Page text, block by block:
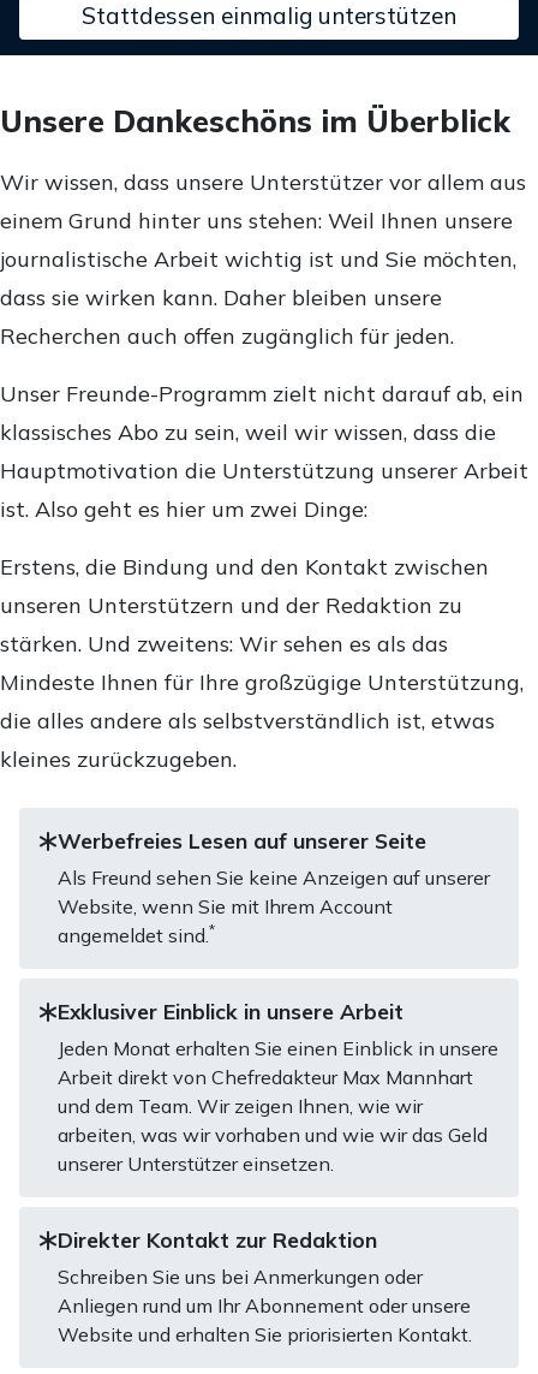
Stattdessen einmalig unterstützen
Unsere Dankeschöns im Überblick
Wir wissen, dass unsere Unterstützer vor allem aus
einem Grund hinter uns stehen: Weil Ihnen unsere
journalistische Arbeit wichtig ist und Sie möchten,
dass sie wirken kann. Daher bleiben unsere
Recherchen auch offen zugänglich für jeden.
Unser Freunde-Programm zielt nicht darauf ab, ein
klassisches Abo zu sein, weil wir wissen, dass die
Hauptmotivation die Unterstützung unserer Arbeit
ist. Also geht es hier um zwei Dinge:
Erstens, die Bindung und den Kontakt zwischen
unseren Unterstützern und der Redaktion zu
stärken. Und zweitens: Wir sehen es als das
Mindeste Ihnen für Ihre großzügige Unterstützung,
die alles andere als selbstverständlich ist, etwas
kleines zurückzugeben.
Werbefreies Lesen auf unserer Seite
Als Freund sehen Sie keine Anzeigen auf unserer
Website, wenn Sie mit Ihrem Account
angemeldet sind.*
Exklusiver Einblick in unsere Arbeit
Jeden Monat erhalten Sie einen Einblick in unsere
Arbeit direkt von Chefredakteur Max Mannhart
und dem Team. Wir zeigen Ihnen, wie wir
arbeiten, was wir vorhaben und wie wir das Geld
unserer Unterstützer einsetzen.
Direkter Kontakt zur Redaktion
Schreiben Sie uns bei Anmerkungen oder
Anliegen rund um Ihr Abonnement oder unsere
Website und erhalten Sie priorisierten Kontakt.